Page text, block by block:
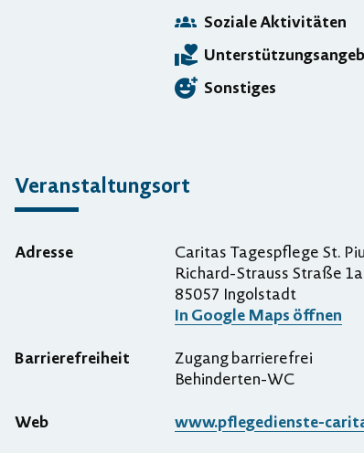
Soziale Aktivitäten
Sonstiges
Veranstaltungsort
Adresse
Caritas Tagespflege St.
Richard-Strauss Straße 1a
85057 Ingolstadt
In Google Maps öffnen
Barrierefreiheit
Zugang barrierefrei
Behinderten-WC
Web www.pflegedienste-